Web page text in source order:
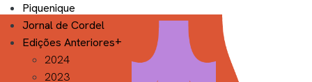
Piquenique
Jornal de Cordel
Edições Anteriores
2024
2023